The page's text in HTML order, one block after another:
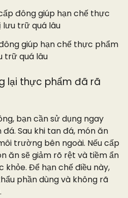
giúp hạn chế thực phẩm
trữ quá lâu
lại thực phẩm đã rã
bạn cần sử dụng ngay
Sau khi tan đá, món ăn
trường bên ngoài. Nếu cấp
ăn sẽ giảm rõ rệt và tiềm ẩn
khỏe. Để hạn chế điều này,
phần dùng và không rã